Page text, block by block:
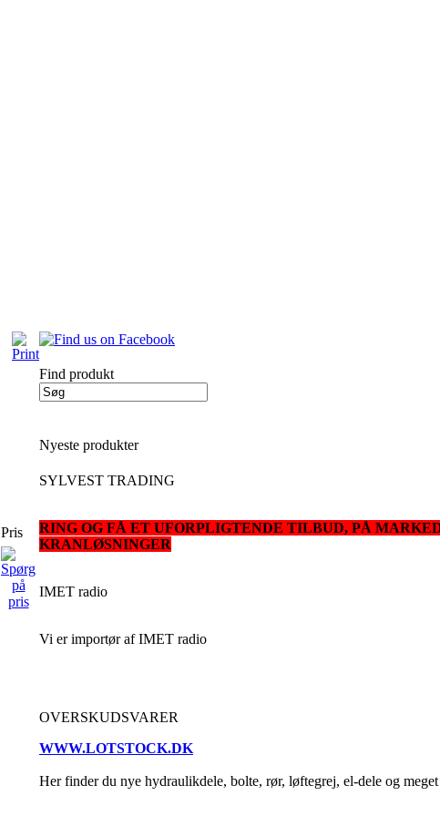
Pris
Find produkt
Nyeste produkter
SYLVEST TRADING
RING OG FÅ ET UFORPLIGTENDE TILBUD, PÅ
KRANLØSNINGER
IMET radio
Vi er importør af IMET radio
OVERSKUDSVARER
WWW.LOTSTOCK.DK
Her finder du nye hydraulikdele, bolte, rør, løftegrej, el-dele og meget